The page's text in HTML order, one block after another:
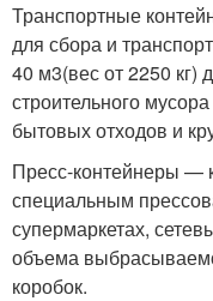
Транспортные
для сбора и
40 м3(вес от 2250 кг)
строительного
бытовых отходов и
Пресс-контейнеры —
специальным
супермаркетах,
объема
коробок.